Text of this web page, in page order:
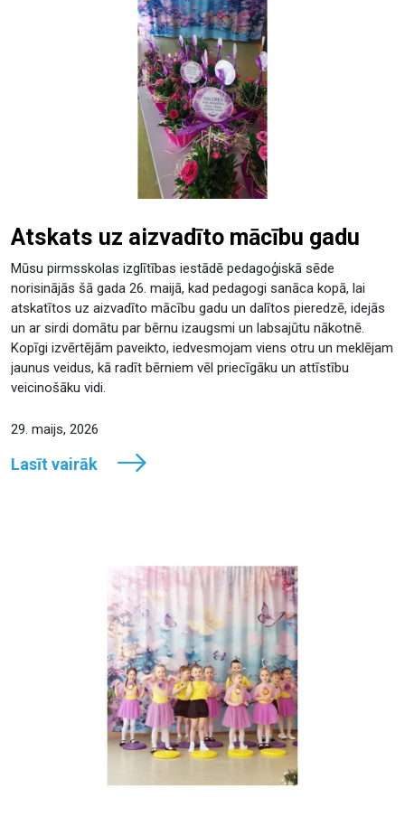
Atskats uz aizvadīto mācību gadu
Mūsu pirmsskolas izglītības iestādē pedagoģiskā sēde
norisinājās šā gada 26. maijā, kad pedagogi sanāca kopā, lai
atskatītos uz aizvadīto mācību gadu un dalītos pieredzē, idejās
un ar sirdi domātu par bērnu izaugsmi un labsajūtu nākotnē.
Kopīgi izvērtējām paveikto, iedvesmojam viens otru un meklējam
jaunus veidus, kā radīt bērniem vēl priecīgāku un attīstību
veicinošāku vidi.
29. maijs, 2026
Lasīt vairāk